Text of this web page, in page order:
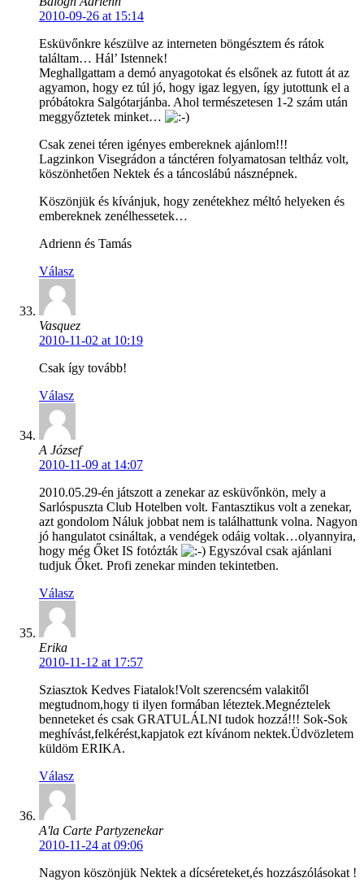
2010-09-26 at 15:14
Esküvőnkre készülve az interneten böngésztem és rátok
találtam… Hál’ Istennek!
Meghallgattam a demó anyagotokat és elsőnek az futott át az
agyamon, hogy ez túl jó, hogy igaz legyen, így jutottunk el a
próbátokra Salgótarjánba. Ahol természetesen 1-2 szám után
meggyőztetek minket…
Csak zenei téren igényes embereknek ajánlom!!!
Lagzinkon Visegrádon a tánctéren folyamatosan teltház volt,
köszönhetően Nektek és a táncoslábú násznépnek.
Köszönjük és kívánjuk, hogy zenétekhez méltó helyeken és
embereknek zenélhessetek…
Adrienn és Tamás
Válasz
Vasquez
2010-11-02 at 10:19
Csak így tovább!
Válasz
A József
2010-11-09 at 14:07
2010.05.29-én játszott a zenekar az esküvőnkön, mely a
Sarlóspuszta Club Hotelben volt. Fantasztikus volt a zenekar,
azt gondolom Náluk jobbat nem is találhattunk volna. Nagyon
jó hangulatot csináltak, a vendégek odáig voltak…olyannyira,
hogy még Őket IS fotózták
Egyszóval csak ajánlani
tudjuk Őket. Profi zenekar minden tekintetben.
Válasz
Erika
2010-11-12 at 17:57
Sziasztok Kedves Fiatalok!Volt szerencsém valakitől
megtudnom,hogy ti ilyen formában léteztek.Megnéztelek
benneteket és csak GRATULÁLNI tudok hozzá!!! Sok-Sok
meghívást,felkérést,kapjatok ezt kívánom nektek.Üdvözletem
küldöm ERIKA.
Válasz
A'la Carte Partyzenekar
2010-11-24 at 09:06
Nagyon köszönjük Nektek a dícséreteket,és hozzászólásokat !